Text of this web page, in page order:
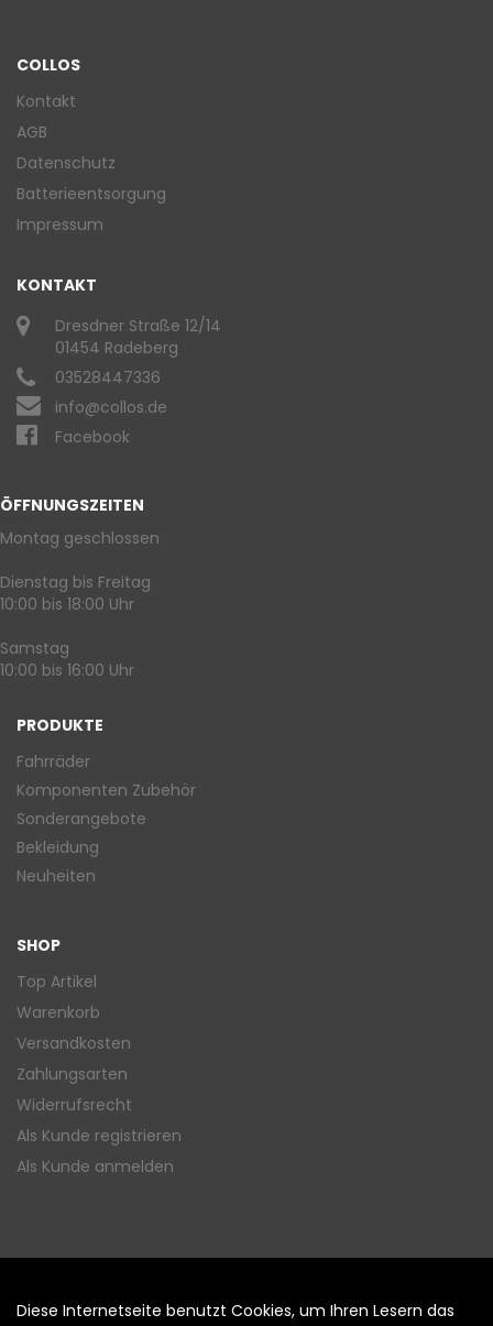
COLLOS
Kontakt
AGB
Datenschutz
Batterieentsorgung
Impressum
KONTAKT
Dresdner Straße 12/14
01454 Radeberg
03528447336
info@collos.de
Facebook
ÖFFNUNGSZEITEN
Montag geschlossen
Dienstag bis Freitag
10:00 bis 18:00 Uhr
Samstag
10:00 bis 16:00 Uhr
PRODUKTE
Fahrräder
Komponenten Zubehör
Sonderangebote
Bekleidung
Neuheiten
SHOP
Top Artikel
Warenkorb
Versandkosten
Zahlungsarten
Widerrufsrecht
Als Kunde registrieren
Als Kunde anmelden
Diese Internetseite benutzt Cookies, um Ihren Lesern das
Auftrag widerrufen